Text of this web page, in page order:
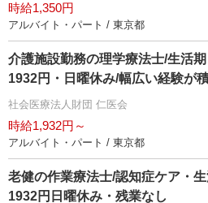
時給1,350円
アルバイト・パート / 東京都
介護施設勤務の理学療法士/生活
1932円・日曜休み/幅広い経験が
社会医療法人財団 仁医会
時給1,932円～
アルバイト・パート / 東京都
老健の作業療法士/認知症ケア・
1932円日曜休み・残業なし